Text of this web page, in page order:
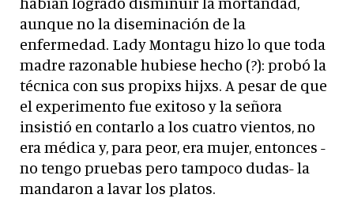
aunque no la diseminación de la
enfermedad. Lady Montagu hizo lo que toda
madre razonable hubiese hecho (?): probó la
técnica con sus propixs hijxs. A pesar de que
el experimento fue exitoso y la señora
insistió en contarlo a los cuatro vientos, no
era médica y, para peor, era mujer, entonces -
no tengo pruebas pero tampoco dudas- la
mandaron a lavar los platos.